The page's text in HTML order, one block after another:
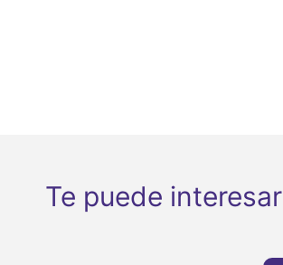
Te puede interesar